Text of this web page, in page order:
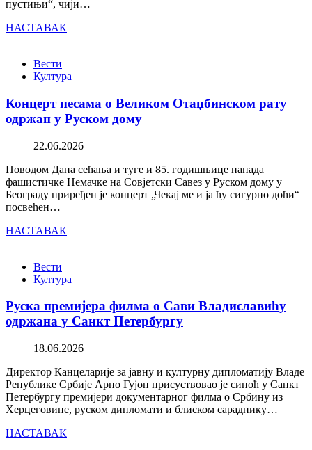
пустињи“, чији…
НАСТАВАК
Вести
Култура
Концерт песама о Великом Отаџбинском рату
одржан у Руском дому
22.06.2026
Поводом Дана сећања и туге и 85. годишњице напада
фашистичке Немачке на Совјетски Савез у Руском дому у
Београду приређен је концерт „Чекај ме и ја ћу сигурно доћи“
посвећен…
НАСТАВАК
Вести
Култура
Руска премијера филма о Сави Владиславићу
одржана у Санкт Петербургу
18.06.2026
Директор Канцеларије за јавну и културну дипломатију Владе
Републике Србије Арно Гујон присуствовао је синоћ у Санкт
Петербургу премијери документарног филма о Србину из
Херцеговине, руском дипломати и блиском сараднику…
НАСТАВАК